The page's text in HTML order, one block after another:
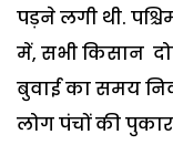
पड़ने लगी थी.
में, सभी किसान
बुवाई का समय
लोग पंचों की